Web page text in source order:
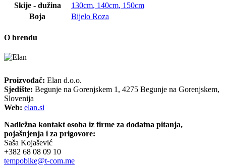
Skije - dužina
130cm, 140cm, 150cm
Boja
Bijelo Roza
O brendu
Proizvođač: Elan d.o.o.
Sjedište: Begunje na Gorenjskem 1, 4275 Begunje na Gorenjskem,
Slovenija
Web: elan.si
Nadležna kontakt osoba iz firme za dodatna pitanja,
pojašnjenja i za prigovore:
Saša Kojašević
+382 68 08 09 10
tempobike@t-com.me